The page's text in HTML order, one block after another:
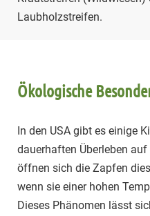
Laubholzstreifen.
Ökologische
In den USA gibt es einige
dauerhaften Überleben
öffnen sich die Zapfen
wenn sie einer hohen
Dieses Phänomen lässt